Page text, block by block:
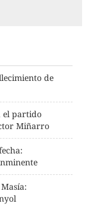
de
el partido
Miñarro